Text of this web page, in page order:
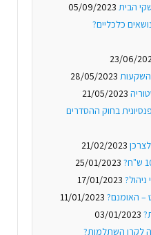
הבית 05/09/2023
כלכליים?
23/06/
השקעות 28/05/2023
21/05/2023
בחוק ההסדרים
21/02/2023
25/01/2023
17/01/2023
– האומנם? 11/01/2023
03/01/2023
לקרן השתלמות?